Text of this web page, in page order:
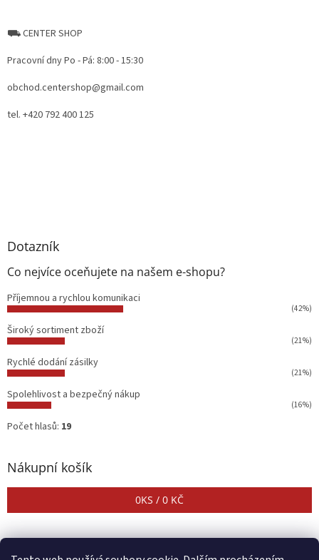
⛟ CENTER SHOP
Pracovní dny Po - Pá: 8:00 - 15:30
obchod.centershop@gmail.com
tel. +420 792 400 125
Dotazník
Co nejvíce oceňujete na našem e-shopu?
Příjemnou a rychlou komunikaci
(42%)
Široký sortiment zboží
(21%)
Rychlé dodání zásilky
(21%)
Spolehlivost a bezpečný nákup
(16%)
Počet hlasů: 19
Nákupní košík
0KS / 0 KČ